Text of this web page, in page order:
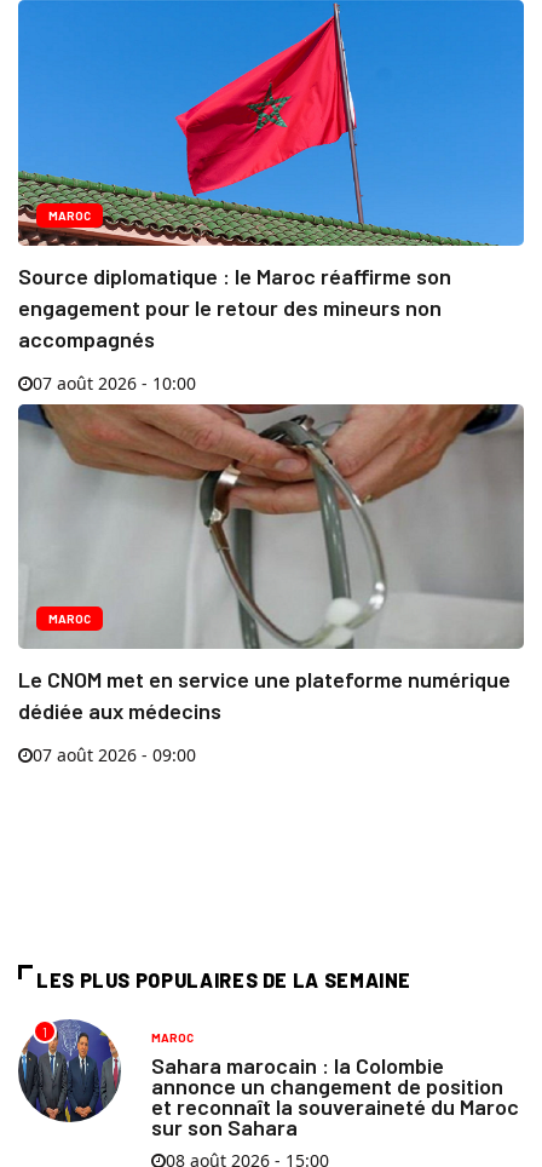
MAROC
Source diplomatique : le Maroc réaffirme son
engagement pour le retour des mineurs non
accompagnés
07 août 2026 - 10:00
MAROC
Le CNOM met en service une plateforme numérique
dédiée aux médecins
07 août 2026 - 09:00
LES PLUS POPULAIRES DE LA SEMAINE
1 MAROC
Sahara marocain : la Colombie
annonce un changement de position
et reconnaît la souveraineté du Maroc
sur son Sahara
08 août 2026 - 15:00